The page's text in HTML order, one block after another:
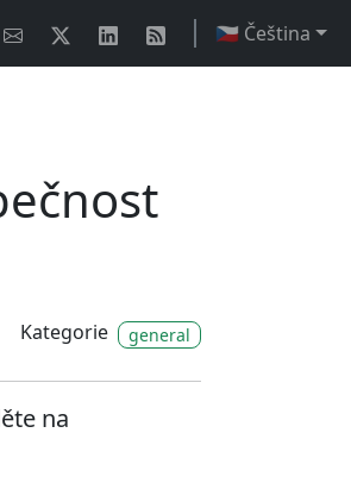
🇨🇿 Čeština
Kategorie general
na